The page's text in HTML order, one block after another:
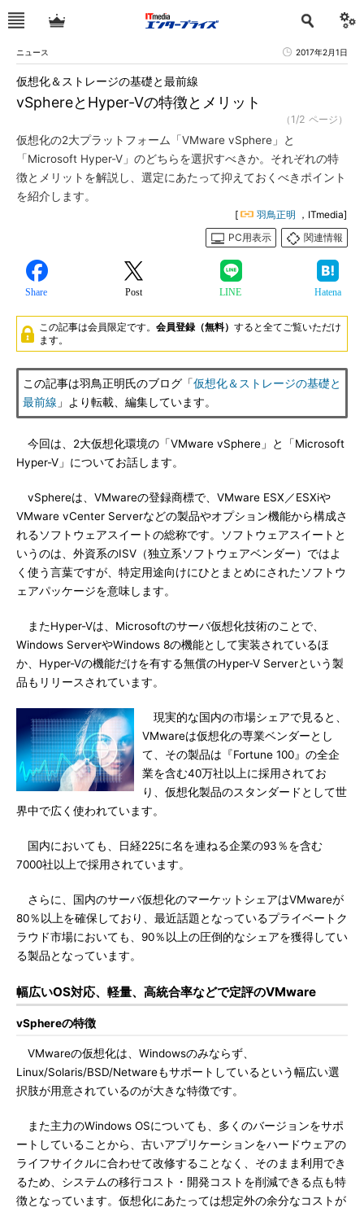
ニュース 2017年2月1日
vSphereとHyper-Vの特徴とメリット
仮想化＆ストレージの基礎と最前線
（1/2 ページ）
仮想化の2大プラットフォーム「VMware vSphere」と
「Microsoft Hyper-V」のどちらを選択すべきか。それぞれの特
徴とメリットを解説し、選定にあたって抑えておくべきポイント
を紹介します。
[ 羽鳥正明 ，ITmedia]
PC用表示
関連情報
Share Post LINE Hatena
この記事は会員限定です。 会員登録（無料） すると全てご覧いただけ
ます。
この記事は羽鳥正明氏のブログ「仮想化＆ストレージの基礎と
最前線 」より転載、編集しています。
今回は、2大仮想化環境の「VMware vSphere」と「Microsoft
Hyper-V」についてお話します。
vSphereは、VMwareの登録商標で、VMware ESX／ESXiや
VMware vCenter Serverなどの製品やオプション機能から構成さ
れるソフトウェアスイートの総称です。ソフトウェアスイートと
いうのは、外資系のISV（独立系ソフトウェアベンダー）ではよ
く使う言葉ですが、特定用途向けにひとまとめにされたソフトウ
ェアパッケージを意味します。
またHyper-Vは、Microsoftのサーバ仮想化技術のことで、
Windows ServerやWindows 8の機能として実装されているほ
か、Hyper-Vの機能だけを有する無償のHyper-V Serverという製
品もリリースされています。
現実的な国内の市場シェアで見ると、
VMwareは仮想化の専業ベンダーとし
て、その製品は『Fortune 100』の全企
業を含む40万社以上に採用されてお
り、仮想化製品のスタンダードとして世
界中で広く使われています。
国内においても、日経225に名を連ねる企業の93％を含む
7000社以上で採用されています。
さらに、国内のサーバ仮想化のマーケットシェアはVMwareが
80％以上を確保しており、最近話題となっているプライベートク
ラウド市場においても、90％以上の圧倒的なシェアを獲得してい
る製品となっています。
幅広いOS対応、軽量、高統合率などで定評のVMware
vSphereの特徴
VMwareの仮想化は、Windowsのみならず、
Linux/Solaris/BSD/Netwareもサポートしているという幅広い選
択肢が用意されているのが大きな特徴です。
また主力のWindows OSについても、多くのバージョンをサポ
ートしていることから、古いアプリケーションをハードウェアの
ライフサイクルに合わせて改修することなく、そのまま利用でき
るため、システムの移行コスト・開発コストを削減できる点も特
徴となっています。仮想化にあたっては想定外の余分なコストが